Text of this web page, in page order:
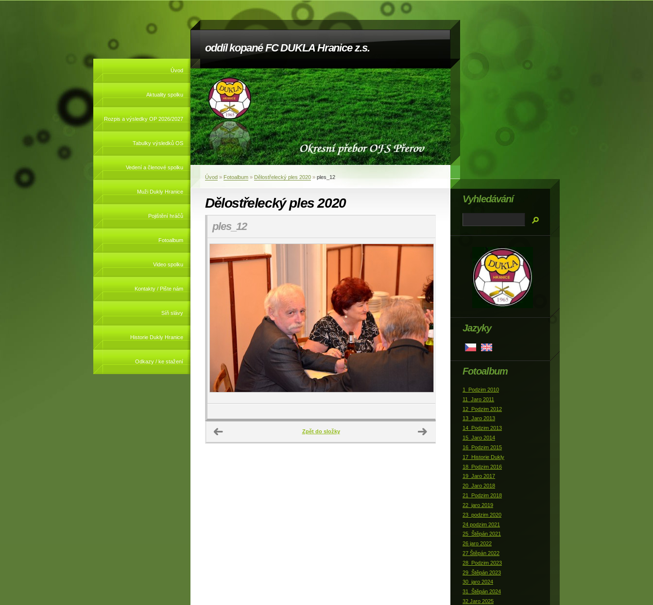
oddíl kopané FC DUKLA Hranice z.s.
Úvod
Aktuality spolku
Rozpis a výsledky OP 2026/2027
Tabulky výsledků OS
Vedení a členové spolku
Muži Dukly Hranice
Pojištění hráčů
Fotoalbum
Video spolku
Kontakty / Pište nám
Síň slávy
Historie Dukly Hranice
Odkazy / ke stažení
Úvod » Fotoalbum » Dělostřelecký ples 2020 » ples_12
Dělostřelecký ples 2020
ples_12
Zpět do složky
Jazyky
Fotoalbum
1_Podzim 2010
11_Jaro 2011
12_Podzim 2012
13_Jaro 2013
14_Podzim 2013
15_Jaro 2014
16_Podzim 2015
17_Historie Dukly
18_Podzim 2016
19_Jaro 2017
20_Jaro 2018
21_Podzim 2018
22_jaro 2019
23_podzim 2020
24 podzim 2021
25_Štěpán 2021
26 jaro 2022
27 Štěpán 2022
28_Podzim 2023
29_Štěpán 2023
30_jaro 2024
31_Štěpán 2024
32 Jaro 2025
Vyhledávání